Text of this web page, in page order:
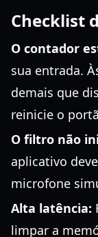
Checklist
O contador
sua entrada.
demais que
reinicie o
O filtro não
aplicativo
microfone
Alta latência:
limpar a